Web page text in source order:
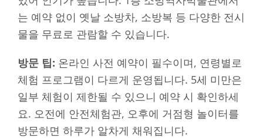
는 예약 없이 옛날 소방차, 소방복 등 다양한 전시
물을 무료로 관람할 수 있습니다.
방문 팁: 온라인 사전 예약이 필수이며, 연령별로
체험 프로그램이 다르게 운영됩니다. 5세 미만은
일부 체험이 제한될 수 있으니 예약 시 확인하세
요. 오전에 안전체험관, 오후에 거점형 놀이터를
방문하면 하루가 알차게 채워집니다.